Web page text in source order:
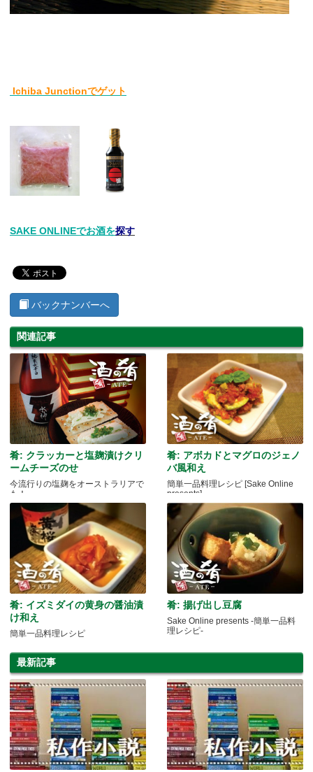
Ichiba Junctionでゲット
SAKE ONLINEでお酒を探す
バックナンバーへ
関連記事
肴: クラッカーと塩麹漬けクリ
ームチーズのせ
今流行りの塩麹をオーストラリアで
も！
肴: アボカドとマグロのジェノ
バ風和え
簡単一品料理レシピ [Sake Online
presents]
肴: イズミダイの黄身の醤油漬
け和え
簡単一品料理レシピ
肴: 揚げ出し豆腐
Sake Online presents -簡単一品料
理レシピ-
最新記事